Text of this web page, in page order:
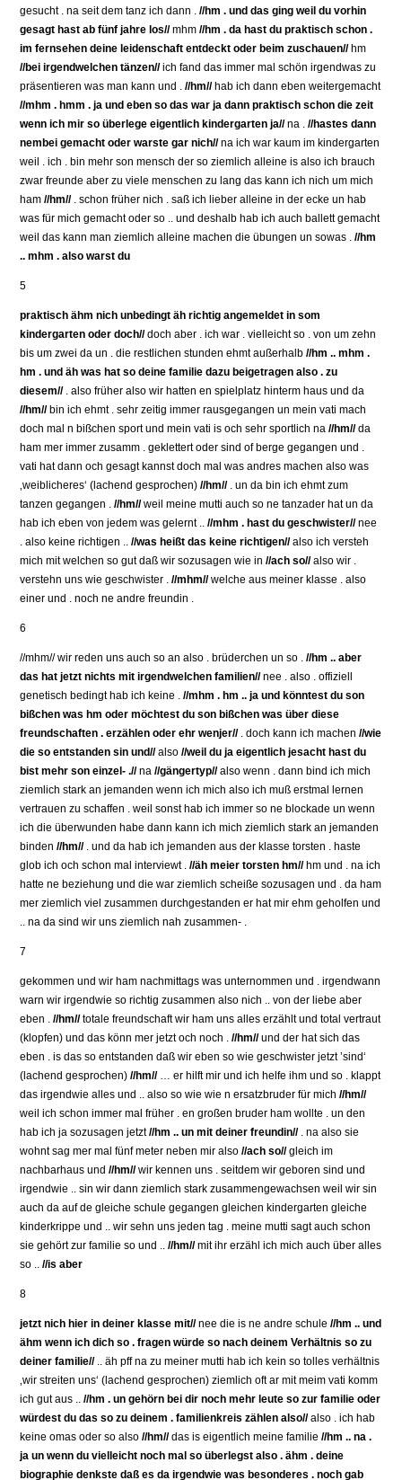
gesucht . na seit dem tanz ich dann .//hm . und das ging weil du vorhin
gesagt hast ab fünf jahre los//mhm//hm . da hast du praktisch schon .
im fernsehen deine leidenschaft entdeckt oder beim zuschauen//hm
//bei irgendwelchen tänzen//ich fand das immer mal schön irgendwas zu
präsentieren was man kann und .//hm//hab ich dann eben weitergemacht
//mhm . hmm . ja und eben so das war ja dann praktisch schon die zeit
wenn ich mir so überlege eigentlich kindergarten ja//na .//hastes dann
nembei gemacht oder warste gar nich//na ich war kaum im kindergarten
weil . ich . bin mehr son mensch der so ziemlich alleine is also ich brauch
zwar freunde aber zu viele menschen zu lang das kann ich nich um mich
ham//hm//. schon früher nich . saß ich lieber alleine in der ecke un hab
was für mich gemacht oder so .. und deshalb hab ich auch ballett gemacht
weil das kann man ziemlich alleine machen die übungen un sowas .//hm
.. mhm . also warst du
5
praktisch ähm nich unbedingt äh richtig angemeldet in som
kindergarten oder doch//doch aber . ich war . vielleicht so . von um zehn
bis um zwei da un . die restlichen stunden ehmt außerhalb//hm .. mhm .
hm . und äh was hat so deine familie dazu beigetragen also . zu
diesem//. also früher also wir hatten en spielplatz hinterm haus und da
//hm//bin ich ehmt . sehr zeitig immer rausgegangen un mein vati mach
doch mal n bißchen sport und mein vati is och sehr sportlich na//hm//da
ham mer immer zusamm . geklettert oder sind of berge gegangen und .
vati hat dann och gesagt kannst doch mal was andres machen also was
‚weiblicheres‘ (lachend gesprochen)//hm//. un da bin ich ehmt zum
tanzen gegangen .//hm//weil meine mutti auch so ne tanzader hat un da
hab ich eben von jedem was gelernt ..//mhm . hast du geschwister//nee
. also keine richtigen ..//was heißt das keine richtigen//also ich versteh
mich mit welchen so gut daß wir sozusagen wie in//ach so//also wir .
verstehn uns wie geschwister .//mhm//welche aus meiner klasse . also
einer und . noch ne andre freundin .
6
//mhm// wir reden uns auch so an also . brüderchen un so .//hm .. aber
das hat jetzt nichts mit irgendwelchen familien//nee . also . offiziell
genetisch bedingt hab ich keine .//mhm . hm .. ja und könntest du son
bißchen was hm oder möchtest du son bißchen was über diese
freundschaften . erzählen oder ehr wenjer//. doch kann ich machen//wie
die so entstanden sin und//also//weil du ja eigentlich jesacht hast du
bist mehr son einzel- .//na//gängertyp//also wenn . dann bind ich mich
ziemlich stark an jemanden wenn ich mich also ich muß erstmal lernen
vertrauen zu schaffen . weil sonst hab ich immer so ne blockade un wenn
ich die überwunden habe dann kann ich mich ziemlich stark an jemanden
binden//hm//. und da hab ich jemanden aus der klasse torsten . haste
glob ich och schon mal interviewt .//äh meier torsten hm//hm und . na ich
hatte ne beziehung und die war ziemlich scheiße sozusagen und . da ham
mer ziemlich viel zusammen durchgestanden er hat mir ehm geholfen und
.. na da sind wir uns ziemlich nah zusammen- .
7
gekommen und wir ham nachmittags was unternommen und . irgendwann
warn wir irgendwie so richtig zusammen also nich .. von der liebe aber
eben .//hm//totale freundschaft wir ham uns alles erzählt und total vertraut
(klopfen) und das könn mer jetzt och noch .//hm//und der hat sich das
eben . is das so entstanden daß wir eben so wie geschwister jetzt ’sind‘
(lachend gesprochen)//hm//… er hilft mir und ich helfe ihm und so . klappt
das irgendwie alles und .. also so wie wie n ersatzbruder für mich//hm//
weil ich schon immer mal früher . en großen bruder ham wollte . un den
hab ich ja sozusagen jetzt//hm .. un mit deiner freundin//. na also sie
wohnt sag mer mal fünf meter neben mir also//ach so//gleich im
nachbarhaus und//hm//wir kennen uns . seitdem wir geboren sind und
irgendwie .. sin wir dann ziemlich stark zusammengewachsen weil wir sin
auch da auf de gleiche schule gegangen gleichen kindergarten gleiche
kinderkrippe und .. wir sehn uns jeden tag . meine mutti sagt auch schon
sie gehört zur familie so und ..//hm//mit ihr erzähl ich mich auch über alles
so ..//is aber
8
jetzt nich hier in deiner klasse mit//nee die is ne andre schule//hm .. und
ähm wenn ich dich so . fragen würde so nach deinem Verhältnis so zu
deiner familie//.. äh pff na zu meiner mutti hab ich kein so tolles verhältnis
‚wir streiten uns‘ (lachend gesprochen) ziemlich oft ar mit meim vati komm
ich gut aus ..//hm . un gehörn bei dir noch mehr leute so zur familie oder
würdest du das so zu deinem . familienkreis zählen also//also . ich hab
keine omas oder so also//hm//das is eigentlich meine familie//hm .. na .
ja un wenn du vielleicht noch mal so überlegst also . ähm . deine
biographie denkste daß es da irgendwie was besonderes . noch gab